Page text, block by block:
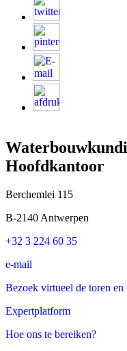
Hoofdkantoor
Berchemlei 115
B-2140 Antwerpen
+32 3 224 60 35
e-mail
Bezoek virtueel de toren
Expertplatform
Hoe ons te bereiken?